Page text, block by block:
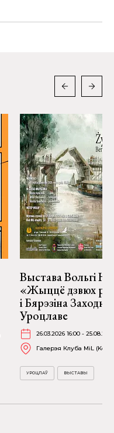
Выстава Вольгі
«Жыццё дзвюх
і Бярэзіна
Уроцлаве
26.03.2026 16:00 -
Галерэя Клуба MiL
УРОЦЛАЎ ВЫСТАВЫ